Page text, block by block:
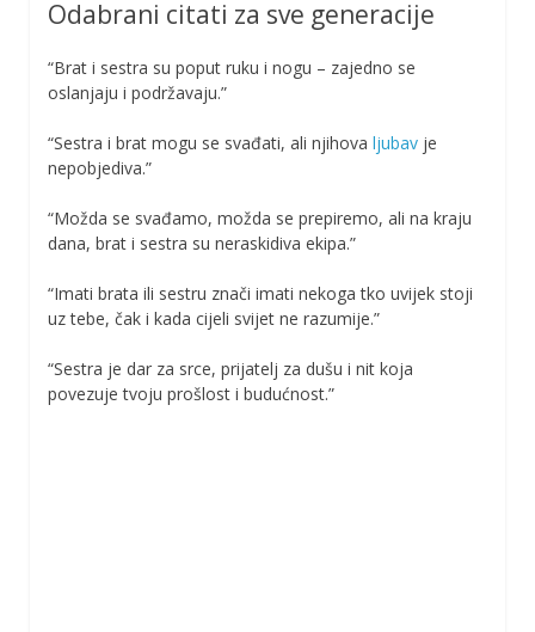
Odabrani citati za sve generacije
“Brat i sestra su poput ruku i nogu – zajedno se
oslanjaju i podržavaju.”
“Sestra i brat mogu se svađati, ali njihova ljubav je
nepobjediva.”
“Možda se svađamo, možda se prepiremo, ali na kraju
dana, brat i sestra su neraskidiva ekipa.”
“Imati brata ili sestru znači imati nekoga tko uvijek stoji
uz tebe, čak i kada cijeli svijet ne razumije.”
“Sestra je dar za srce, prijatelj za dušu i nit koja
povezuje tvoju prošlost i budućnost.”